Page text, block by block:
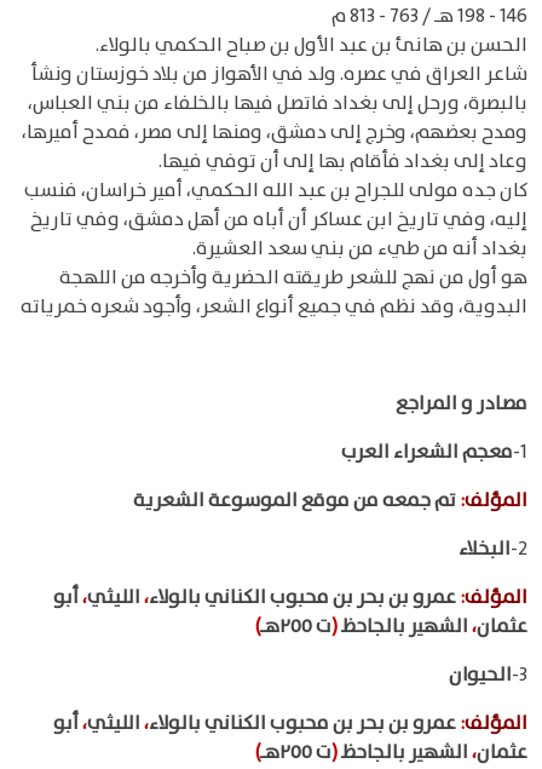
146 - 198 هـ / 763 - 813 م
الحسن بن هانئ بن عبد الأول بن صباح الحكمي بالولاء.
شاعر العراق في عصره. ولد في الأهواز من بلاد خوزستان ونشأ
بالبصرة، ورحل إلى بغداد فاتصل فيها بالخلفاء من بني العباس،
ومدح بعضهم، وخرج إلى دمشق، ومنها إلى مصر، فمدح أميرها،
وعاد إلى بغداد فأقام بها إلى أن توفي فيها.
كان جده مولى للجراح بن عبد الله الحكمي، أمير خراسان، فنسب
إليه، وفي تاريخ ابن عساكر أن أباه من أهل دمشق، وفي تاريخ
بغداد أنه من طيء من بني سعد العشيرة.
هو أول من نهج للشعر طريقته الحضرية وأخرجه من اللهجة
البدوية، وقد نظم في جميع أنواع الشعر، وأجود شعره خمرياته
مصادر و المراجع
1- معجم الشعراء العرب
المؤلف:تم جمعه من موقع الموسوعة الشعرية
2- البخلاء
المؤلف:عمرو بن بحر بن محبوب الكناني بالولاء،الليثي،أبو
عثمان،الشهير بالجاحظ(ت ٢٥٥هـ
)
3- الحيوان
المؤلف:عمرو بن بحر بن محبوب الكناني بالولاء،الليثي،أبو
عثمان،الشهير بالجاحظ(ت ٢٥٥هـ
)